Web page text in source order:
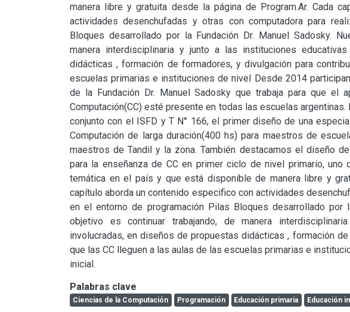
manera libre y gratuita desde la página de Program.Ar. Cada
actividades desenchufadas y otras con computadora para
Bloques desarrollado por la Fundación Dr. Manuel Sadosky.
manera interdisciplinaria y junto a las instituciones
didácticas , formación de formadores, y divulgación para
escuelas primarias e instituciones de nivel Desde 2014
de la Fundación Dr. Manuel Sadosky que trabaja para que el
Computación(CC) esté presente en todas las escuelas
conjunto con el ISFD y T N° 166, el primer diseño de una
Computación de larga duración(400 hs) para maestros de
maestros de Tandil y la zona. También destacamos el diseño de
para la enseñanza de CC en primer ciclo de nivel primario, uno
temática en el país y que está disponible de manera libre y
capítulo aborda un contenido especifico con actividades
en el entorno de programación Pilas Bloques desarrollado por
objetivo es continuar trabajando, de manera
involucradas, en diseños de propuestas didácticas , formación de
que las CC lleguen a las aulas de las escuelas primarias e
inicial.
Palabras clave
Ciencias de la Computación Programación Educación primaria Educación